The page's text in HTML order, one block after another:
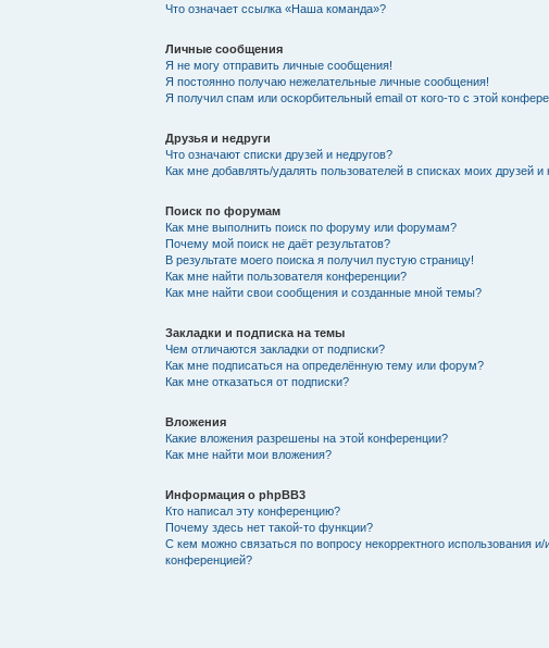
Что означает ссылка «Наша команда»?
Личные сообщения
Я не могу отправить личные сообщения!
Я постоянно получаю нежелательные личные сообщения!
Я получил спам или оскорбительный email от кого-то с этой
Друзья и недруги
Что означают списки друзей и недругов?
Как мне добавлять/удалять пользователей в списках моих друзей и
Поиск по форумам
Как мне выполнить поиск по форуму или форумам?
Почему мой поиск не даёт результатов?
В результате моего поиска я получил пустую страницу!
Как мне найти пользователя конференции?
Как мне найти свои сообщения и созданные мной темы?
Закладки и подписка на темы
Чем отличаются закладки от подписки?
Как мне подписаться на определённую тему или форум?
Как мне отказаться от подписки?
Вложения
Какие вложения разрешены на этой конференции?
Как мне найти мои вложения?
Информация о phpBB3
Кто написал эту конференцию?
Почему здесь нет такой-то функции?
С кем можно связаться по вопросу некорректного использования
конференцией?